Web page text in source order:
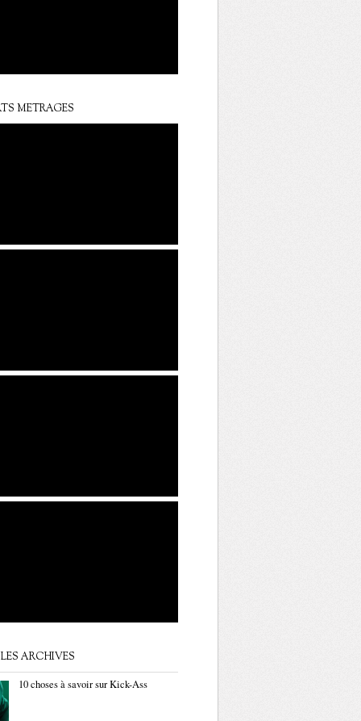
METRAGES
ARCHIVES
10 choses à savoir sur Kick-Ass